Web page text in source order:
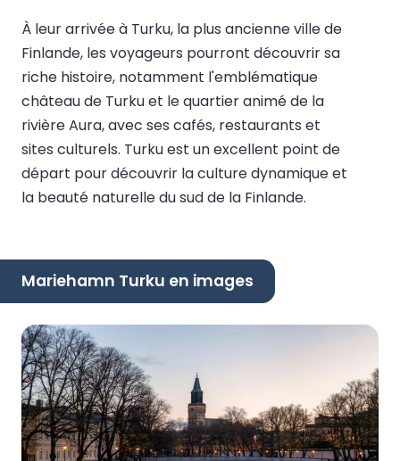
À leur arrivée à Turku, la plus ancienne ville de
Finlande, les voyageurs pourront découvrir sa
riche histoire, notamment l'emblématique
château de Turku et le quartier animé de la
rivière Aura, avec ses cafés, restaurants et
sites culturels. Turku est un excellent point de
départ pour découvrir la culture dynamique et
la beauté naturelle du sud de la Finlande.
Mariehamn Turku en images